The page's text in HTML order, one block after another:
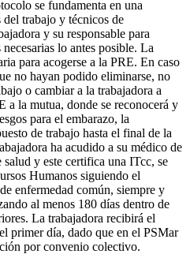
se fundamenta en una
trabajo y técnicos de
y su responsable para
lo antes posible. La
para acogerse a la PRE. En caso
no hayan podido eliminarse, no
o cambiar a la trabajadora a
a la mutua, donde se reconocerá y
para el embarazo, la
de trabajo hasta el final de la
ha acudido a su médico de
y este certifica una ITcc, se
Humanos siguiendo el
enfermedad común, siempre y
al menos 180 días dentro de
La trabajadora recibirá el
primer día, dado que en el PSMar
por convenio colectivo.